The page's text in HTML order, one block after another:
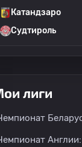
Катандзаро
Судтироль
лиги